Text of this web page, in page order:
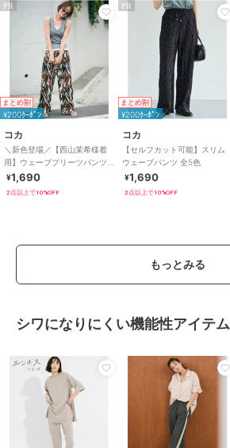
PR
まとめ割
¥200ｸｰﾎﾟﾝ
コカ
＼新色登場／【西山茉希様着
用】ウェーブプリーツパンツ
全12色 / セルフカット可能
¥1,690
2点以上で10%OFF
PR
まとめ割
¥200ｸｰﾎﾟﾝ
コカ
【セルフカット可能】スリム
ウェーブパンツ 全5色
¥1,690
2点以上で10%OFF
もっとみる
シワになりにくい機能性アイテム